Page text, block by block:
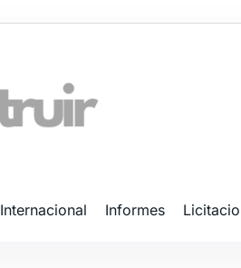
Internacional Informes